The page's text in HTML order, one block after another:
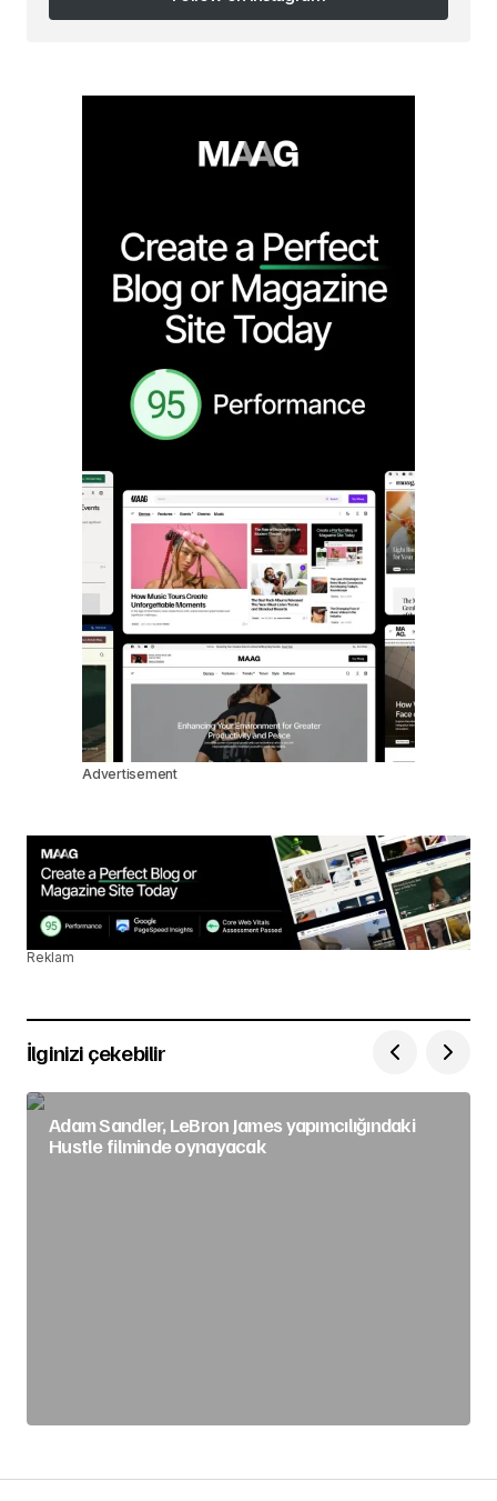
Follow on Instagram
Advertisement
Reklam
İlginizi çekebilir
Adam Sandler, LeBron James yapımcılığındaki
Hustle filminde oynayacak